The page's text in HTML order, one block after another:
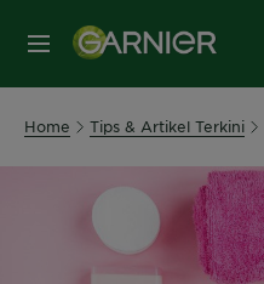
MENU
Home Tips & Artikel Terkini